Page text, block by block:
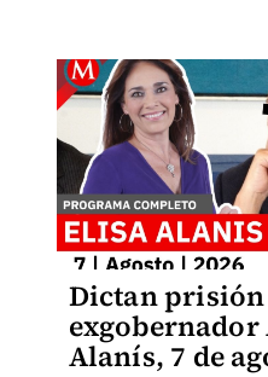
Dictan
exgobernador
Alanís, 7 de